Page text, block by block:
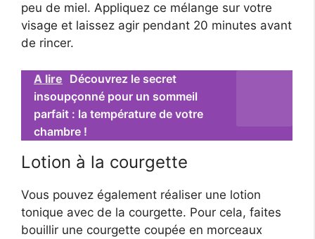
peu de miel. Appliquez ce mélange sur votre
visage et laissez agir pendant 20 minutes avant
de rincer.
A lire Découvrez le secret
insoupçonné pour un sommeil
parfait : la température de votre
chambre !
Lotion à la courgette
Vous pouvez également réaliser une lotion
tonique avec de la courgette. Pour cela, faites
bouillir une courgette coupée en morceaux